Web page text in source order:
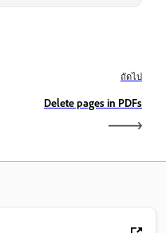
ถัดไป
Delete pages in PDFs